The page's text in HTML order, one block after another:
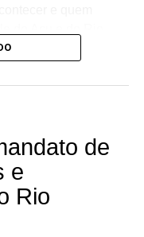
o debate, a
ganha voz e os
da manhã.
de
e
Rio